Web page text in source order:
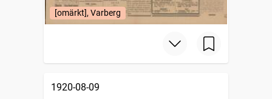
[omärkt], Varberg
1920-08-09